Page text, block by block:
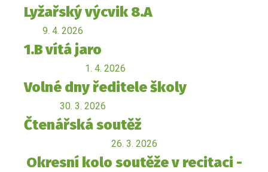
Lyžařský výcvik 8.A
9. 4. 2026
1.B vítá jaro
1. 4. 2026
Volné dny ředitele školy
30. 3. 2026
Čtenářská soutěž
26. 3. 2026
Okresní kolo soutěže v recitaci -